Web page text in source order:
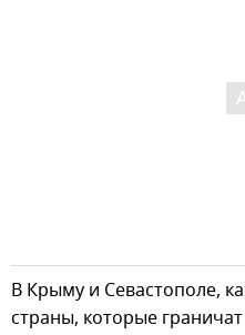
В Крыму и Севастополе,
страны, которые